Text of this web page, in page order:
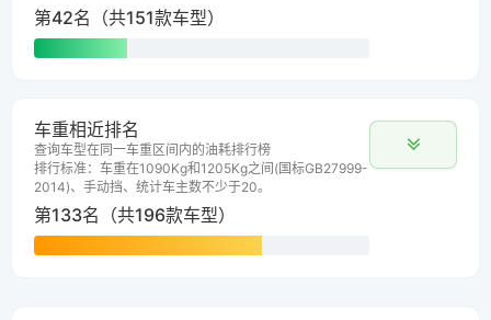
第42名（共151款车型）
车重相近排名
查询车型在同一车重区间内的油耗排行榜
排行标准：车重在1090Kg和1205Kg之间(国标GB27999-
2014)、手动挡、统计车主数不少于20。
第133名（共196款车型）